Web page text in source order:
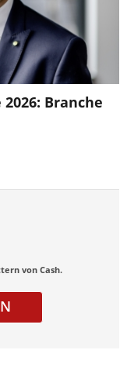
Branche
von Cash.